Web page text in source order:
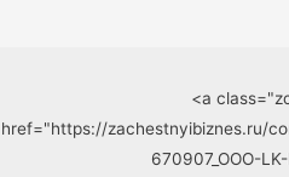
<a
href="https://zachestnyibiznes.ru/
670907_OOO-